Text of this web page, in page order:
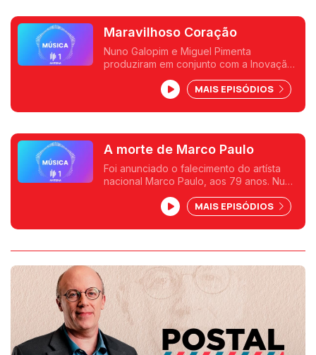
Maravilhoso Coração
Nuno Galopim e Miguel Pimenta
produziram em conjunto com a Inovação
Coração" com foco no trabalho e
carreira de Marco Paulo.
MAIS EPISÓDIOS
A morte de Marco Paulo
Foi anunciado o falecimento do artísta
nacional Marco Paulo, aos 79 anos. Nuno
notícia de última hora.MAIS EPISÓDIOS